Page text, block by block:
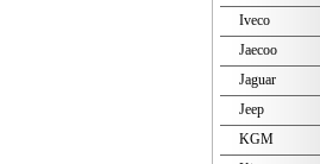
Iveco
Jaecoo
Jaguar
Jeep
KGM